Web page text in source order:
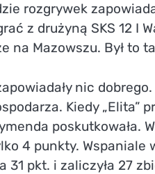
rozgrywek
z drużyną SKS 12 I
na Mazowszu. Był to
nic
Kiedy „Elita”
poskutkowała.
4 punkty. Wspaniale
31 pkt. i zaliczyła 27